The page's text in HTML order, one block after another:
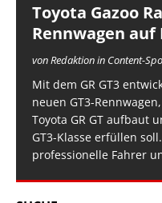
Toyota Gazoo
Rennwagen auf
von Redaktion in Content-
Mit dem GR GT3
neuen GT3-
Toyota GR GT aufbaut
GT3-Klasse erfüllen
professionelle Fahrer